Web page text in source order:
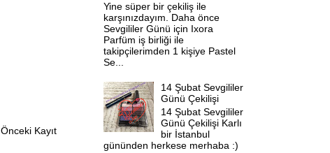
Önceki Kayıt
Yine süper bir çekiliş ile
karşınızdayım. Daha önce
Sevgililer Günü için Ixora
Parfüm iş birliği ile
takipçilerimden 1 kişiye Pastel
Se...
14 Şubat Sevgililer
Günü Çekilişi
14 Şubat Sevgililer
Günü Çekilişi Karlı
bir İstanbul
gününden herkese merhaba :)